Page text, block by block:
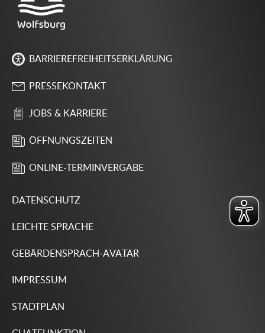
BARRIEREFREIHEITSERKLÄRUNG
PRESSEKONTAKT
JOBS & KARRIERE
ÖFFNUNGSZEITEN
ONLINE-TERMINVERGABE
DATENSCHUTZ
LEICHTE SPRACHE
GEBÄRDENSPRACH-AVATAR
IMPRESSUM
STADTPLAN